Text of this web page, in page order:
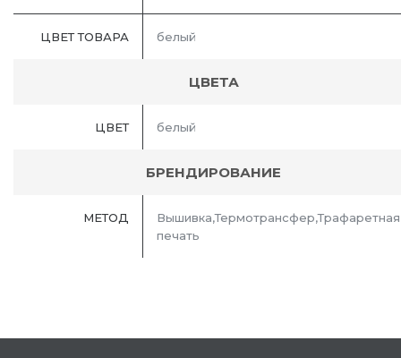
ЦВЕТ ТОВАРА белый
ЦВЕТА
ЦВЕТ белый
БРЕНДИРОВАНИЕ
МЕТОД
Вышивка,Термотрансфер,Трафаретная
печать